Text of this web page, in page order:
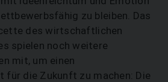
zu bleiben. Das
des wirtschaftlichen
spielen noch weitere
mit, um einen
die Zukunft zu machen: Die